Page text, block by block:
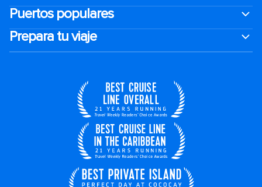
Puertos populares
Prepara tu viaje